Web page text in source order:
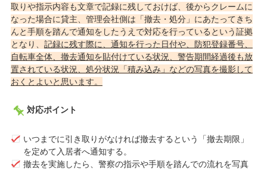
取りや指示内容も文章で記録に残しておけば、後からクレームに
なった場合に貸主、管理会社側は「撤去・処分」にあたってきち
んと手順を踏んで通知をしたうえで対応を行っているという証拠
となり、 記録に残す際に、通知を行った日付や、防犯登録番号、
自転車全体、撤去通知を貼付けている状況、警告期間経過後も放
置されている状況、処分状況「積み込み」などの写真を撮影して
おくとよいと思います。
対応ポイント
いつまでに引き取りがなければ撤去するという「撤去期限」
を定めて入居者へ通知する。
撤去を実施したら、警察の指示や手順を踏んでの流れを写真